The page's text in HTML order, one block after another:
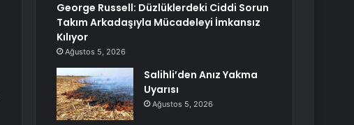
George Russell: Düzlüklerdeki Ciddi Sorun
Takım Arkadaşıyla Mücadeleyi İmkansız
Kılıyor
Ağustos 5, 2026
Salihli’den Anız Yakma
Uyarısı
Ağustos 5, 2026